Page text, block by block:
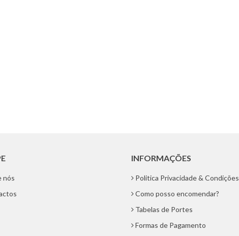
nós
INFORMAÇÕES
Politica Privacidade & Condições
Como posso encomendar?
Tabelas de Portes
Formas de Pagamento